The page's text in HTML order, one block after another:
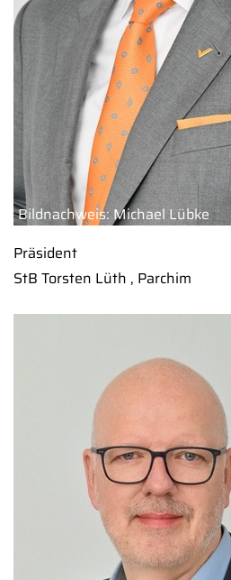
Bildnachweis: Michael Lübke
Präsident
StB Torsten Lüth , Parchim